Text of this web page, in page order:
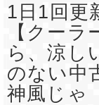
1日1回
【クーラ
ら、涼し
のない中
神風じゃ